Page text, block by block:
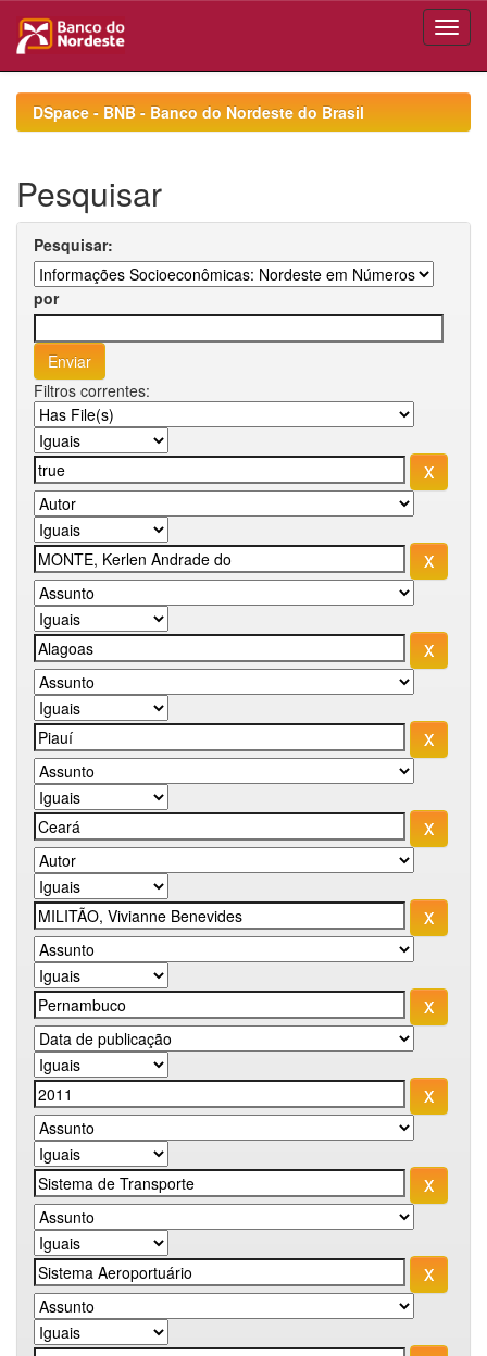
navigationDSpace - BNB - Banco do Nordeste do Brasil
Pesquisar
Pesquisar:
por
Filtros correntes: